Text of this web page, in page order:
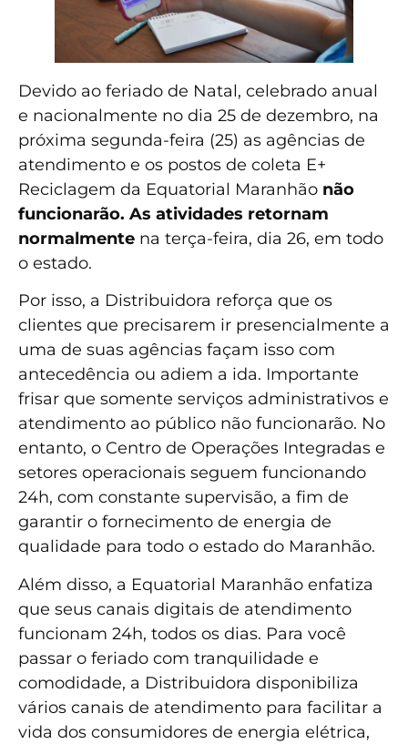
Devido ao feriado de Natal, celebrado anual
e nacionalmente no dia 25 de dezembro, na
próxima segunda-feira (25) as agências de
atendimento e os postos de coleta E+
Reciclagem da Equatorial Maranhão não
funcionarão. As atividades retornam
normalmente na terça-feira, dia 26, em todo
o estado.
Por isso, a Distribuidora reforça que os
clientes que precisarem ir presencialmente a
uma de suas agências façam isso com
antecedência ou adiem a ida. Importante
frisar que somente serviços administrativos e
atendimento ao público não funcionarão. No
entanto, o Centro de Operações Integradas e
setores operacionais seguem funcionando
24h, com constante supervisão, a fim de
garantir o fornecimento de energia de
qualidade para todo o estado do Maranhão.
Além disso, a Equatorial Maranhão enfatiza
que seus canais digitais de atendimento
funcionam 24h, todos os dias. Para você
passar o feriado com tranquilidade e
comodidade, a Distribuidora disponibiliza
vários canais de atendimento para facilitar a
vida dos consumidores de energia elétrica,